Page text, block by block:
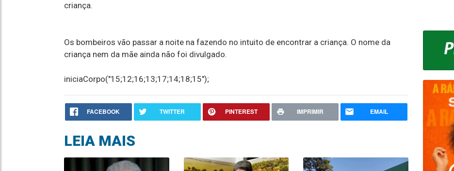
criança.
Os bombeiros vão passar a noite na fazendo no intuito de encontrar a criança. O nome da
criança nem da mãe ainda não foi divulgado.
iniciaCorpo("15;12;16;13;17;14;18;15");
FACEBOOK TWITTER PINTEREST IMPRIMIR EMAIL
LEIA MAIS